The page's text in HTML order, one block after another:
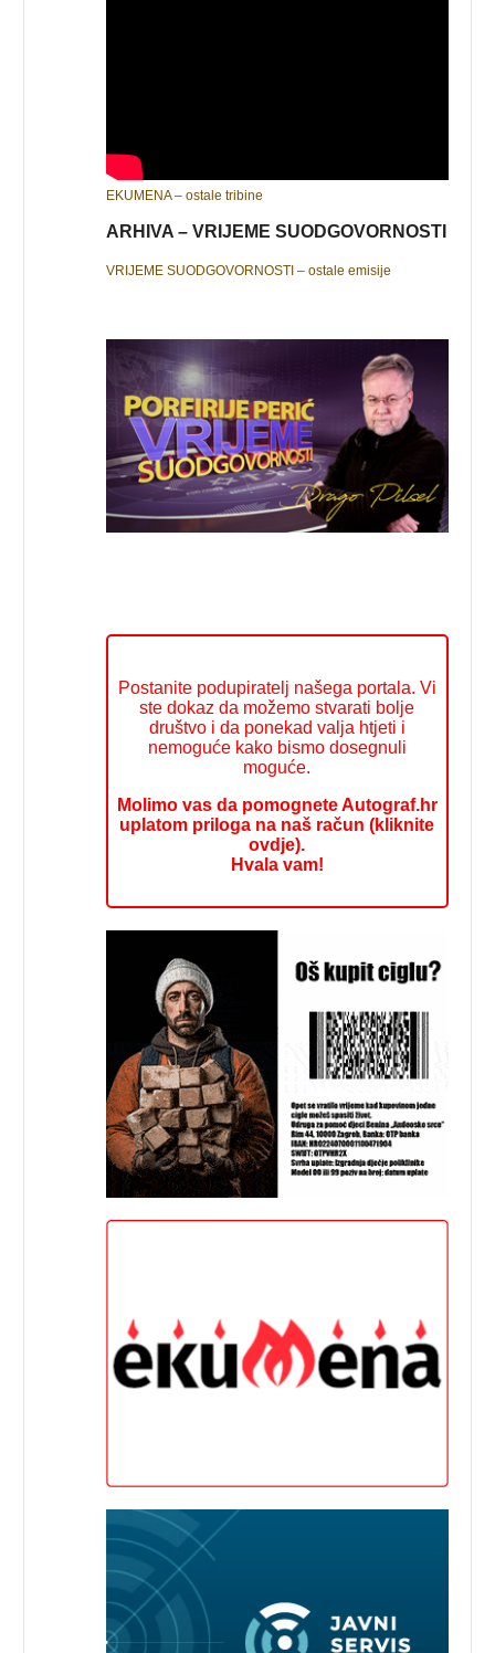
EKUMENA – ostale tribine
ARHIVA – VRIJEME SUODGOVORNOSTI
VRIJEME SUODGOVORNOSTI – ostale emisije
Postanite podupiratelj našega portala. Vi
ste dokaz da možemo stvarati bolje
društvo i da ponekad valja htjeti i
nemoguće kako bismo dosegnuli
moguće.
Molimo vas da pomognete Autograf.hr
uplatom priloga na naš račun (kliknite
ovdje).
Hvala vam!